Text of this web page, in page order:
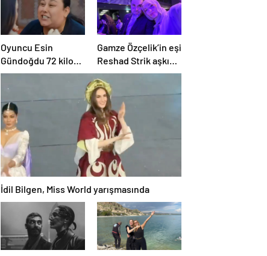
Oyuncu Esin
Gündoğdu 72 kilo
vermişti! Son hali
gündem oldu
Gamze Özçelik’in eşi
Reshad Strik aşkını
haykırdı:
“Cennetim”
İdil Bilgen, Miss World yarışmasında